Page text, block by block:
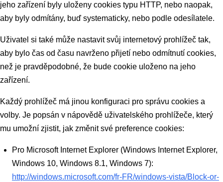
jeho zařízení byly uloženy cookies typu HTTP, nebo naopak,
aby byly odmítány, buď systematicky, nebo podle odesílatele.
Uživatel si také může nastavit svůj internetový prohlížeč tak,
aby bylo čas od času navrženo přijetí nebo odmítnutí cookies,
než je pravděpodobné, že bude cookie uloženo na jeho
zařízení.
Každý prohlížeč má jinou konfiguraci pro správu cookies a
volby. Je popsán v nápovědě uživatelského prohlížeče, který
mu umožní zjistit, jak změnit své preference cookies:
Pro Microsoft Internet Explorer (Windows Internet Explorer,
Windows 10, Windows 8.1, Windows 7):
http://windows.microsoft.com/fr-FR/windows-vista/Block-or-